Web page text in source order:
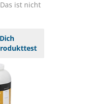
ist nicht